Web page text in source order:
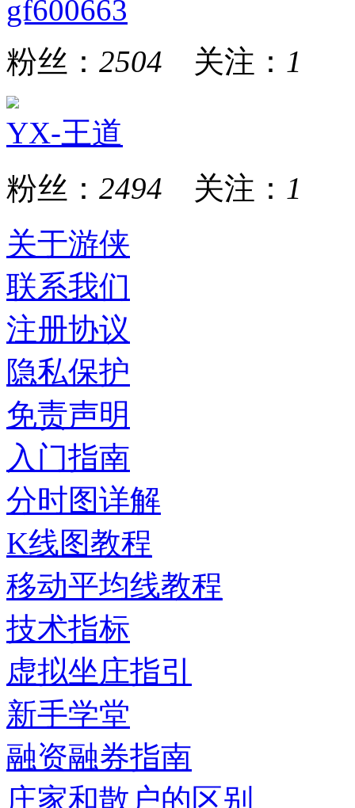
gf600663
粉丝： 2504 关注： 1
YX-王道
粉丝： 2494 关注： 1
关于游侠
联系我们
注册协议
隐私保护
免责声明
入门指南
分时图详解
K线图教程
移动平均线教程
技术指标
虚拟坐庄指引
新手学堂
融资融券指南
庄家和散户的区别